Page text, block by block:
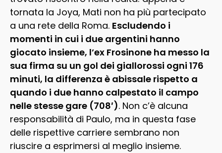
tornata la Joya, Mati non ha più partecipato
a una rete della Roma. Escludendo i
momenti in cui i due argentini hanno
giocato insieme, l’ex Frosinone ha messo la
sua firma su un gol dei giallorossi ogni 176
minuti, la differenza è abissale rispetto a
quando i due hanno calpestato il campo
nelle stesse gare (708′). Non c’è alcuna
responsabilità di Paulo, ma in questa fase
delle rispettive carriere sembrano non
riuscire a esprimersi al meglio insieme.